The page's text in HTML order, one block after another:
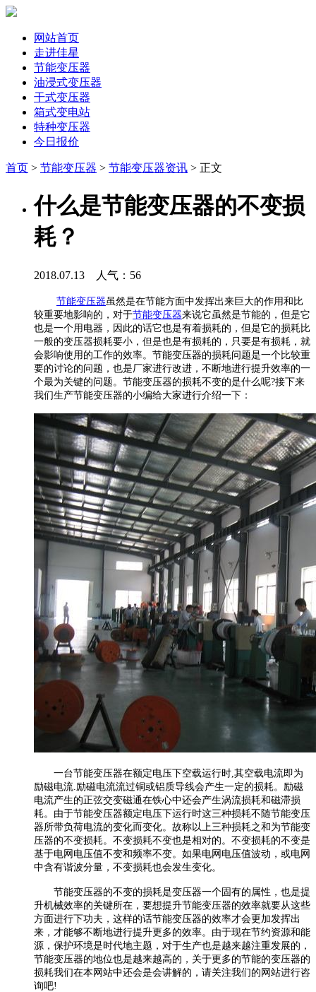
网站首页
走进佳星
节能变压器
油浸式变压器
干式变压器
箱式变电站
特种变压器
今日报价
首页 > 节能变压器 > 节能变压器资讯 > 正文
什么是节能变压器的不变损
耗？
2018.07.13 人气： 56
节能变压器虽然是在节能方面中发挥出来巨大的作用和比
较重要地影响的，对于节能变压器来说它虽然是节能的，但是它
也是一个用电器，因此的话它也是有着损耗的，但是它的损耗比
一般的变压器损耗要小，但是也是有损耗的，只要是有损耗，就
会影响使用的工作的效率。节能变压器的损耗问题是一个比较重
要的讨论的问题，也是厂家进行改进，不断地进行提升效率的一
个最为关键的问题。节能变压器的损耗不变的是什么呢?接下来
我们生产节能变压器的小编给大家进行介绍一下：
一台节能变压器在额定电压下空载运行时,其空载电流即为
励磁电流.励磁电流流过铜或铝质导线会产生一定的损耗。励磁
电流产生的正弦交变磁通在铁心中还会产生涡流损耗和磁滞损
耗。由于节能变压器额定电压下运行时这三种损耗不随节能变压
器所带负荷电流的变化而变化。故称以上三种损耗之和为节能变
压器的不变损耗。不变损耗不变也是相对的。不变损耗的不变是
基于电网电压值不变和频率不变。如果电网电压值波动，或电网
中含有谐波分量，不变损耗也会发生变化。
节能变压器的不变的损耗是变压器一个固有的属性，也是提
升机械效率的关键所在，要想提升节能变压器的效率就要从这些
方面进行下功夫，这样的话节能变压器的效率才会更加发挥出
来，才能够不断地进行提升更多的效率。由于现在节约资源和能
源，保护环境是时代地主题，对于生产也是越来越注重发展的，
节能变压器的地位也是越来越高的，关于更多的节能的变压器的
损耗我们在本网站中还会是会讲解的，请关注我们的网站进行咨
询吧!